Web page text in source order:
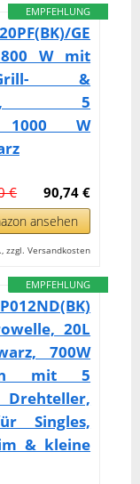
EMPFEHLUNG
GE
W mit
&
5
1000 W
90,74 €
€
ansehen
zzgl. Versandkosten
EMPFEHLUNG
20L
700W
mit 5
Singles,
& kleine